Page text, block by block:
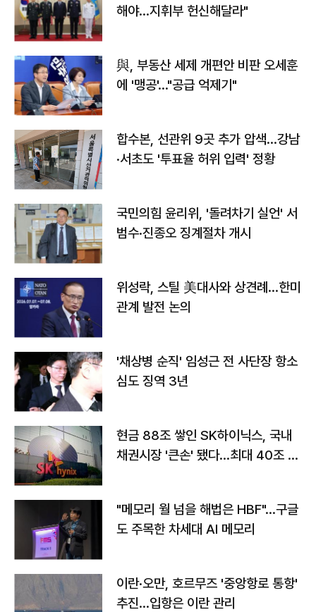
해야…지휘부 헌신해달라"
與, 부동산 세제 개편안 비판 오세훈
에 '맹공'…"공급 억제기"
합수본, 선관위 9곳 추가 압색…강남
·서초도 '투표율 허위 입력' 정황
국민의힘 윤리위, '돌려차기 실언' 서
범수·진종오 징계절차 개시
위성락, 스틸 美대사와 상견례…한미
관계 발전 논의
'채상병 순직' 임성근 전 사단장 항소
심도 징역 3년
현금 88조 쌓인 SK하이닉스, 국내
채권시장 '큰손' 됐다…최대 40조 투
"메모리 월 넘을 해법은 HBF"…구글
도 주목한 차세대 AI 메모리
이란·오만, 호르무즈 '중앙항로 통항'
추진…입항은 이란 관리